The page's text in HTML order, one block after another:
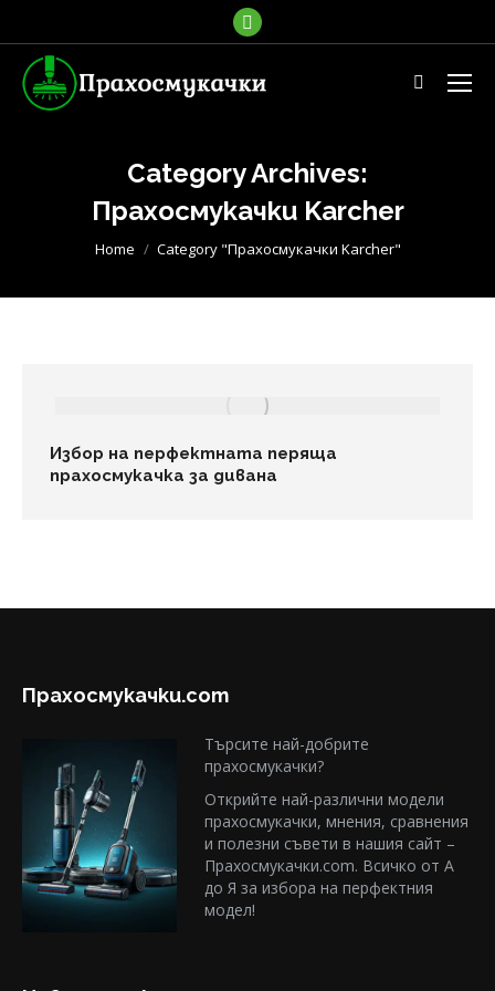
Facebook
page
opens
window
Search:
Category Archives:
Прахосмукачки Karcher
You are here:
Home Category "Прахосмукачки Karcher"
Избор на перфектната перяща
прахосмукачка за дивана
Прахосмукачки.com
Търсите най-добрите
прахосмукачки?
Открийте най-различни модели
прахосмукачки, мнения, сравнения
и полезни съвети в нашия сайт –
Прахосмукачки.com. Всичко от А
до Я за избора на перфектния
модел!